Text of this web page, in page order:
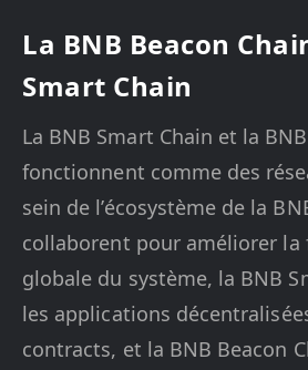
La BNB Beacon
Smart Chain
La BNB Smart Chain et la
fonctionnent comme des
sein de l’écosystème de la
collaborent pour améliorer
globale du système, la BNB
les applications
contracts, et la BNB Beacon